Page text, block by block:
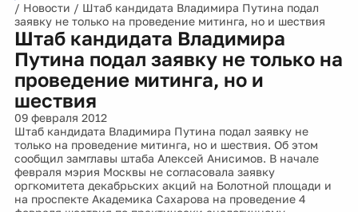
/ Новости / Штаб кандидата Владимира Путина подал
заявку не только на проведение митинга, но и шествия
Штаб кандидата Владимира
Путина подал заявку не только на
проведение митинга, но и
шествия
09 февраля 2012
Штаб кандидата Владимира Путина подал заявку не
только на проведение митинга, но и шествия. Об этом
сообщил замглавы штаба Алексей Анисимов. В начале
февраля мэрия Москвы не согласовала заявку
оргкомитета декабрьских акций на Болотной площади и
на проспекте Академика Сахарова на проведение 4